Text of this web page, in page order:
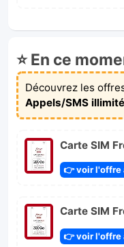
⭐ En ce
Découvrez les
Appels/SMS
Carte SIM
👉 voir l'offre
Carte SIM
👉 voir l'offre